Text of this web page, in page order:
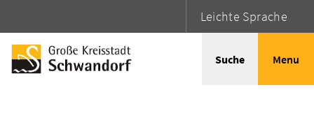
Leichte Sprache
Suche Menu